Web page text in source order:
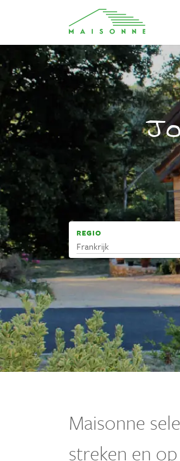
REGIO
Frankrijk
Maisonne
streken en